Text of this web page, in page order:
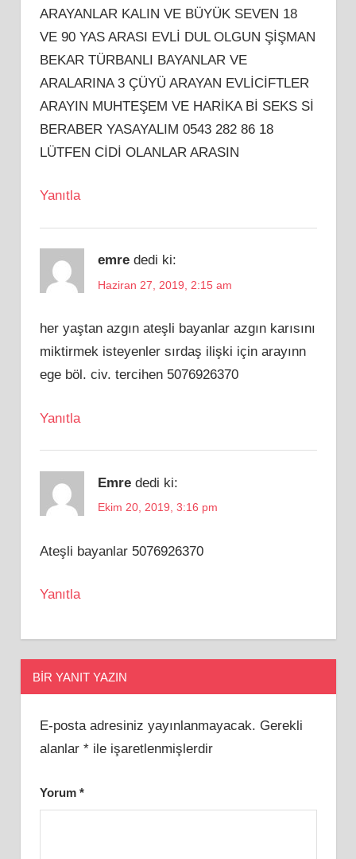
ARAYANLAR KALIN VE BÜYÜK SEVEN 18
VE 90 YAS ARASI EVLİ DUL OLGUN ŞİŞMAN
BEKAR TÜRBANLI BAYANLAR VE
ARALARINA 3 ÇÜYÜ ARAYAN EVLİCİFTLER
ARAYIN MUHTEŞEM VE HARİKA Bİ SEKS Sİ
BERABER YASAYALIM 0543 282 86 18
LÜTFEN CİDİ OLANLAR ARASIN
Yanıtla
emre dedi ki:
Haziran 27, 2019, 2:15 am
her yaştan azgın ateşli bayanlar azgın karısını
miktirmek isteyenler sırdaş ilişki için arayınn
ege böl. civ. tercihen 5076926370
Yanıtla
Emre dedi ki:
Ekim 20, 2019, 3:16 pm
Ateşli bayanlar 5076926370
Yanıtla
BIR YANIT YAZIN
E-posta adresiniz yayınlanmayacak. Gerekli
alanlar *ile işaretlenmişlerdir
Yorum *